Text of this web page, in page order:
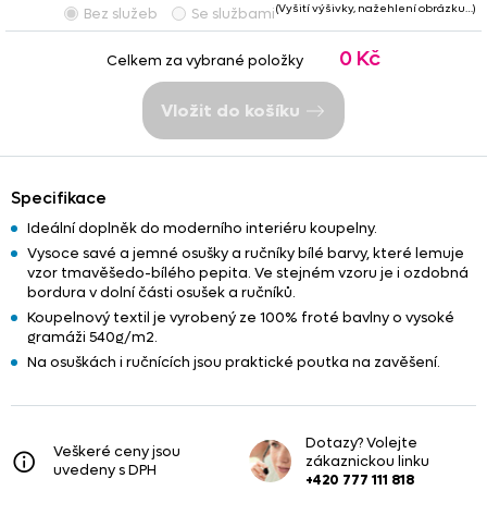
Bez služeb Se službami(Vyšití výšivky, nažehlení obrázku…)
Celkem za vybrané položky 0 Kč
Vložit do košíku
Specifikace
Ideální doplněk do moderního interiéru koupelny.
Vysoce savé a jemné osušky a ručníky bílé barvy, které lemuje
vzor tmavěšedo-bílého pepita. Ve stejném vzoru je i ozdobná
bordura v dolní části osušek a ručníků.
Koupelnový textil je vyrobený ze 100% froté bavlny o vysoké
gramáži 540g/m2.
Na osuškách i ručnících jsou praktické poutka na zavěšení.
Veškeré ceny jsou
uvedeny s DPH
Dotazy? Volejte
zákaznickou linku
+420 777 111 818